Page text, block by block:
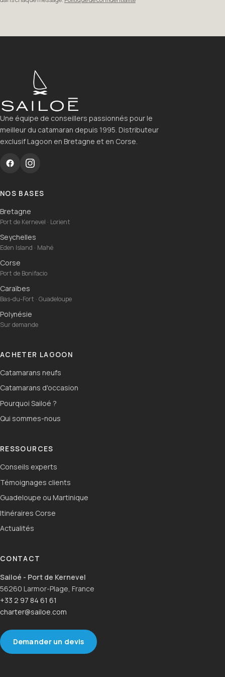
Une équipe de conseillers passionnés pour le
meilleur du catamaran depuis 1995. Distributeur
exclusif Lagoon en Bretagne et en Corse.
NOS BASES
Bretagne
Port de Kernevel · Lorient
Seychelles
Eden Island · Mahé
Corse
Port de Bonifacio
Caraïbes
Bas-du-Fort · Guadeloupe
Polynésie
Sur demande
ACHETER LAGOON
Catamarans neufs
Catamarans d'occasion
Pourquoi Sailoé ?
Qui sommes-nous
RESSOURCES
Conseils experts
Témoignages clients
Guadeloupe ou Martinique
Itinéraires Corse
Actualités
CONTACT
Sailoé - Port de Kernevel
56260 Larmor-Plage, France
+33 2 97 84 61 61
charter@sailoe.com
Demander un devis